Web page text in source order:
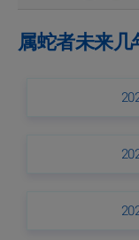
属蛇者未来